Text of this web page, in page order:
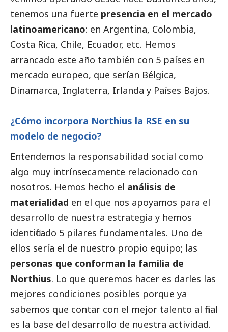
tenemos una fuerte presencia en el mercado
latinoamericano: en Argentina, Colombia,
Costa Rica, Chile, Ecuador, etc. Hemos
arrancado este año también con 5 países en
mercado europeo, que serían Bélgica,
Dinamarca, Inglaterra, Irlanda y Países Bajos.
¿Cómo incorpora Northius la RSE en su
modelo de negocio?
Entendemos la responsabilidad social como
algo muy intrínsecamente relacionado con
nosotros. Hemos hecho el análisis de
materialidad en el que nos apoyamos para el
desarrollo de nuestra estrategia y hemos
identificado 5 pilares fundamentales. Uno de
ellos sería el de nuestro propio equipo; las
personas que conforman la familia de
Northius. Lo que queremos hacer es darles las
mejores condiciones posibles porque ya
sabemos que contar con el mejor talento al final
es la base del desarrollo de nuestra actividad.